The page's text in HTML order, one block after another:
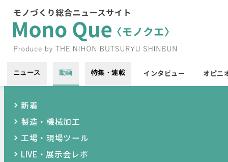
ニュース 動画 特集・連載 インタビュー オピニ
新着
製造・機械加工
工場・現場ツール
LIVE・展示会レポ